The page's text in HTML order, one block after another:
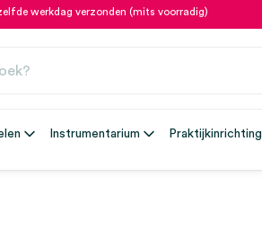
werkdag verzonden (mits voorradig)
Instrumentarium Praktijkinrichting